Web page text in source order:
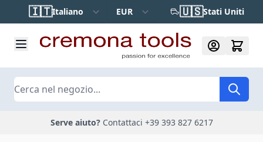
Salta al contenuto
🇮🇹Italiano EUR 🇺🇸Stati Uniti
Cerca
Serve aiuto? Contattaci +39 393 827 6217